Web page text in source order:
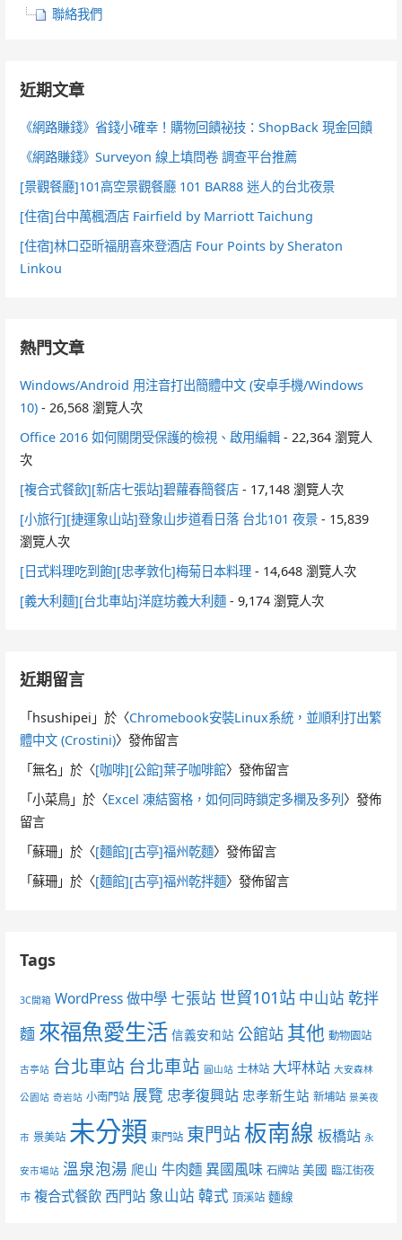
聯絡我們
近期文章
《網路賺錢》省錢小確幸！購物回饋祕技：ShopBack 現金回饋
《網路賺錢》Surveyon 線上填問卷 調查平台推薦
[景觀餐廳]101高空景觀餐廳 101 BAR88 迷人的台北夜景
[住宿]台中萬楓酒店 Fairfield by Marriott Taichung
[住宿]林口亞昕福朋喜來登酒店 Four Points by Sheraton
Linkou
熱門文章
Windows/Android 用注音打出簡體中文 (安卓手機/Windows
10) - 26,568 瀏覽人次
Office 2016 如何關閉受保護的檢視、啟用編輯 - 22,364 瀏覽人
次
[複合式餐飲][新店七張站]碧蘿春簡餐店 - 17,148 瀏覽人次
[小旅行][捷運象山站]登象山步道看日落 台北101 夜景 - 15,839
瀏覽人次
[日式料理吃到飽][忠孝敦化]梅菊日本料理 - 14,648 瀏覽人次
[義大利麵][台北車站]洋庭坊義大利麵 - 9,174 瀏覽人次
近期留言
「 hsushipei 」於〈Chromebook安裝Linux系統，並順利打出繁
體中文 (Crostini)〉發佈留言
「無名 」於〈[咖啡][公館]葉子咖啡館〉發佈留言
「小菜鳥 」於〈Excel 凍結窗格，如何同時鎖定多欄及多列 〉發佈
留言
「蘇珊 」於〈[麵館][古亭]福州乾麵〉發佈留言
「蘇珊 」於〈[麵館][古亭]福州乾拌麵〉發佈留言
Tags
3C開箱 WordPress 做中學 七張站 世貿101站 中山站 乾拌
麵 來福魚愛生活 信義安和站 公館站 其他 動物園站
古亭站 台北車站 台北車站 圓山站 士林站 大坪林站 大安森林
公園站 奇岩站 小南門站 展覽 忠孝復興站 忠孝新生站 新埔站 景美夜
市 景美站 未分類 東門站 東門站板南線 板橋站 永
安市場站 溫泉泡湯 爬山 牛肉麵 異國風味 石牌站 美國 臨江街夜
市 複合式餐飲 西門站 象山站 韓式 頂溪站 麵線